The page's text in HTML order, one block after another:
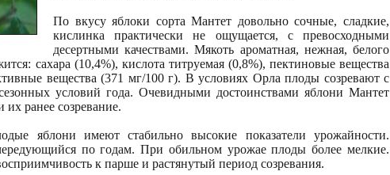
По вкусу яблоки сорта Мантет довольно сочные, сладкие,
кислинка практически не ощущается, с превосходными
десертными качествами. Мякоть ароматная, нежная, белого
сахара (10,4%), кислота титруемая (0,8%), пектиновые вещества
вещества (371 мг/100 г). В условиях Орла плоды созревают с
условий года. Очевидными достоинствами яблони Мантет
их ранее созревание.
яблони имеют стабильно высокие показатели урожайности.
по годам. При обильном урожае плоды более мелкие.
к парше и растянутый период созревания.